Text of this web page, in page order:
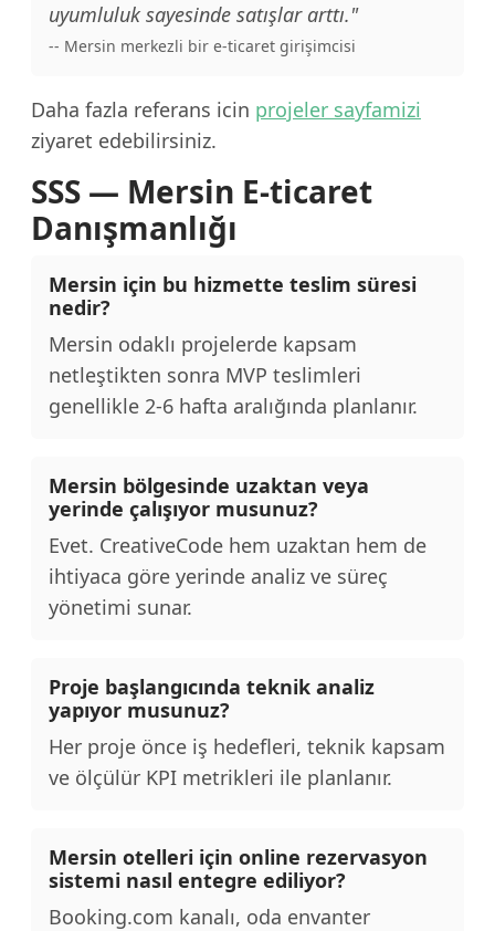
uyumluluk sayesinde satışlar arttı."
-- Mersin merkezli bir e-ticaret girişimcisi
Daha fazla referans icin projeler sayfamizi
ziyaret edebilirsiniz.
SSS — Mersin E-ticaret
Danışmanlığı
Mersin için bu hizmette teslim süresi
nedir?
Mersin odaklı projelerde kapsam
netleştikten sonra MVP teslimleri
genellikle 2-6 hafta aralığında planlanır.
Mersin bölgesinde uzaktan veya
yerinde çalışıyor musunuz?
Evet. CreativeCode hem uzaktan hem de
ihtiyaca göre yerinde analiz ve süreç
yönetimi sunar.
Proje başlangıcında teknik analiz
yapıyor musunuz?
Her proje önce iş hedefleri, teknik kapsam
ve ölçülür KPI metrikleri ile planlanır.
Mersin otelleri için online rezervasyon
sistemi nasıl entegre ediliyor?
Booking.com kanalı, oda envanter